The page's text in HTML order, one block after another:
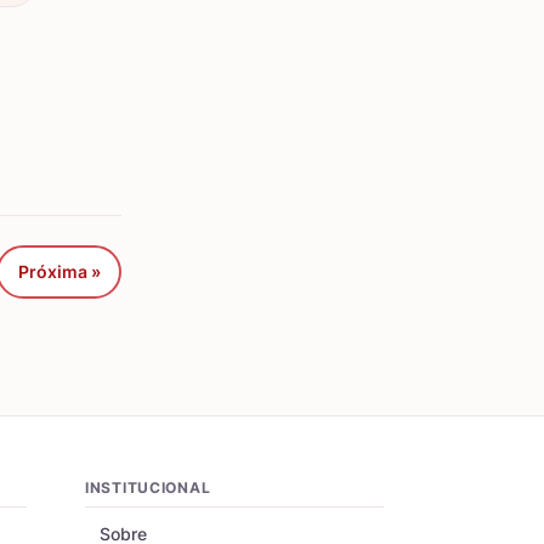
Próxima »
INSTITUCIONAL
Sobre